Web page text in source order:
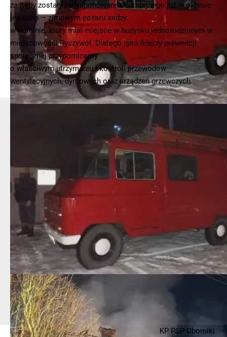
zastępy zostały zadysponowane do kolejnego już w okresie
jesienno – zimowym pożaru sadzy
w kominie, który miał miejsce w budynku jednorodzinnym w
miejscowości Ryczywół. Dlatego jako liderzy prewencji
społecznej przypominamy
o właściwym utrzymaniu i kontroli przewodów
wentylacyjnych, dymowych oraz urządzeń grzewczych.
- Reklama -
KP PSP Oborniki.